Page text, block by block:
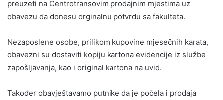
preuzeti na Centrotransovim prodajnim mjestima uz
obavezu da donesu orginalnu potvrdu sa fakulteta.
Nezaposlene osobe, prilikom kupovine mjesečnih karata,
obavezni su dostaviti kopiju kartona evidencije iz službe
zapošljavanja, kao i original kartona na uvid.
Također obavještavamo putnike da je počela i prodaja